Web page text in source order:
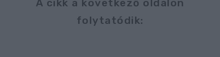
A cikk a következő oldalon
folytatódik: